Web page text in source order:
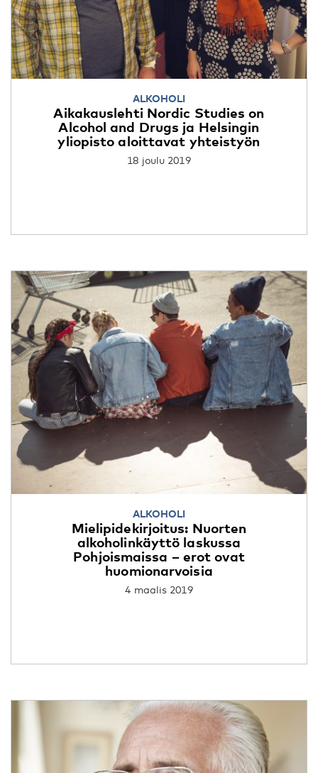
ALKOHOLI
Aikakauslehti Nordic Studies on
Alcohol and Drugs ja Helsingin
yliopisto aloittavat yhteistyön
18 joulu 2019
ALKOHOLI
Mielipidekirjoitus: Nuorten
alkoholinkäyttö laskussa
Pohjoismaissa – erot ovat
huomionarvoisia
4 maalis 2019